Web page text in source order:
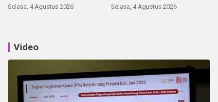
Selasa, 4 Agustus 2026 Selasa, 4 Agustus 2026
Video